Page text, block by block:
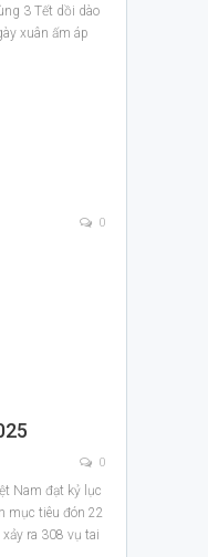
3 Tết dồi dào
xuân ấm áp
0
0
Nam đạt kỷ lục
mục tiêu đón 22
ra 308 vụ tai